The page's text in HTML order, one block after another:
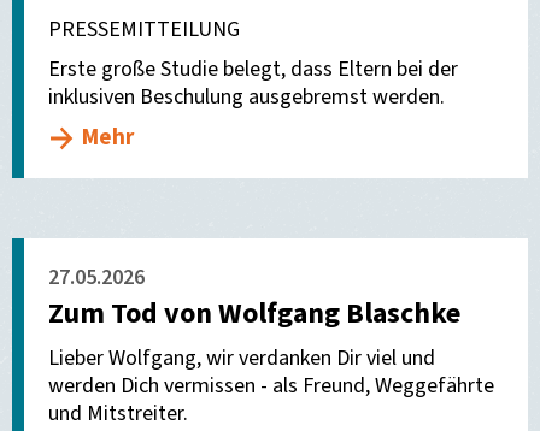
PRESSEMITTEILUNG
Erste große Studie belegt, dass Eltern bei der
inklusiven Beschulung ausgebremst werden.
Mehr
27.05.2026
Zum Tod von Wolfgang Blaschke
Lieber Wolfgang, wir verdanken Dir viel und
werden Dich vermissen - als Freund, Weggefährte
und Mitstreiter.